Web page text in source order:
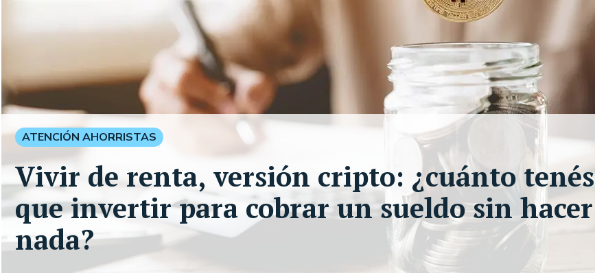
ATENCIÓN AHORRISTAS
Vivir de renta, versión cripto: ¿cuánto tenés
que invertir para cobrar un sueldo sin hacer
nada?